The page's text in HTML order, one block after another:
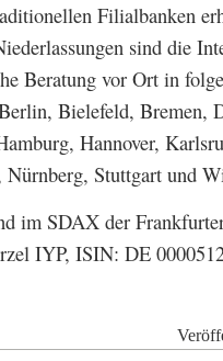
Filialbanken
sind die
Beratung vor Ort in
Bielefeld, Bremen,
Hannover,
Stuttgart und
im SDAX der
IYP, ISIN: DE